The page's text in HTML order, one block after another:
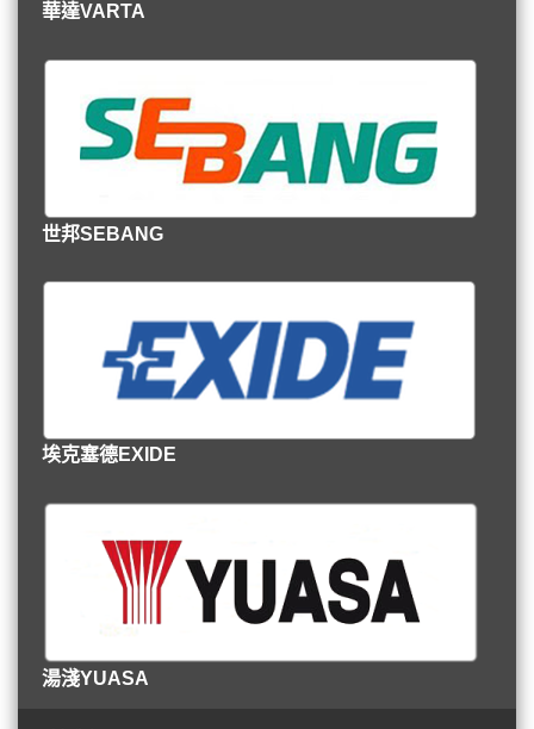
華達VARTA
世邦SEBANG
埃克塞德EXIDE
湯淺YUASA